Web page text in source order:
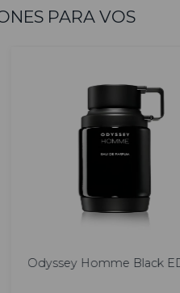
PARA VOS
Odyssey Homme Black